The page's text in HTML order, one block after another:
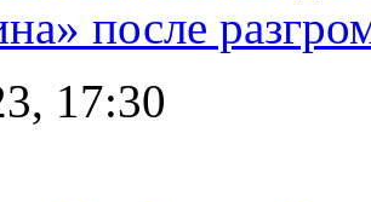
после
17:30